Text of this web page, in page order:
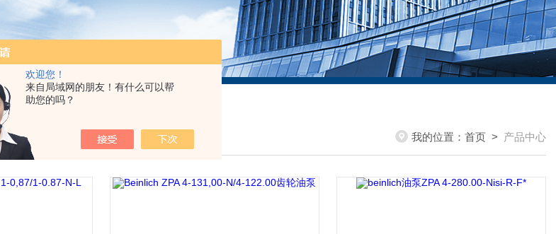
欢迎您！
来自局域网的朋友！有什么可以帮
助您的吗？
我的位置： 首页 > 产品中心